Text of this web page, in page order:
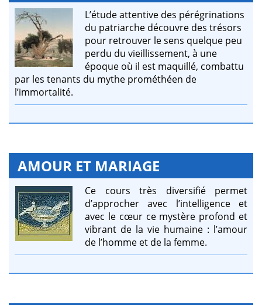
L’étude attentive des pérégrinations
du patriarche découvre des trésors
pour retrouver le sens quelque peu
perdu du vieillissement, à une
époque où il est maquillé, combattu
par les tenants du mythe prométhéen de
l’immortalité.
AMOUR ET MARIAGE
Ce cours très diversifié permet
d’approcher avec l’intelligence et
avec le cœur ce mystère profond et
vibrant de la vie humaine : l’amour
de l’homme et de la femme.